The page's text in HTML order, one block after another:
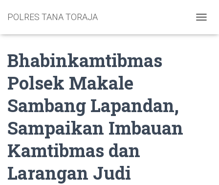
POLRES TANA TORAJA
Bhabinkamtibmas
Polsek Makale
Sambang Lapandan,
Sampaikan Imbauan
Kamtibmas dan
Larangan Judi